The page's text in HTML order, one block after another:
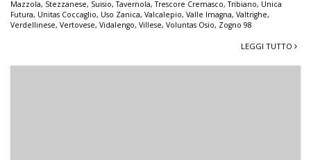
Mazzola, Stezzanese, Suisio,Tavernola,Trescore Cremasco,Tribiano, Unica
Futura, Unitas Coccaglio, Uso Zanica, Valcalepio, Valle Imagna, Valtrighe,
Verdellinese, Vertovese, Vidalengo, Villese, Voluntas Osio, Zogno 98
LEGGI TUTTO